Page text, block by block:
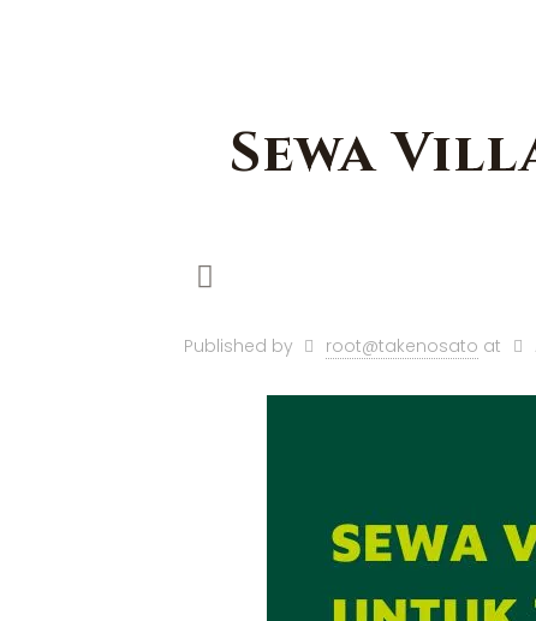
Sewa
Published by root@takenosato at